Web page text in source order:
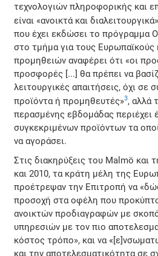
τεχνολογιών πληροφορικής και
είναι «ανοικτά και
που έχει εκδώσει το πρόγραμμα
στο τμήμα για τους Ευρωπαϊκούς
προμηθειών αναφέρει ότι «οι
προσφορές [...] θα πρέπει να
λειτουργικές απαιτήσεις, όχι σε
προϊόντα ή προμηθευτές»3, αλλά
περασμένης εβδομάδας περιέχει
συγκεκριμένων προϊόντων τα
να αγοράσει.
Στις διακηρύξεις του Malmö και
και 2010, τα κράτη μέλη της
προέτρεψαν την Επιτροπή να
προσοχή στα οφέλη που
ανοικτών προδιαγραφών με
υπηρεσιών με τον πιο
κόστος τρόπο», και να
και την αποτελεσματικότητα σε